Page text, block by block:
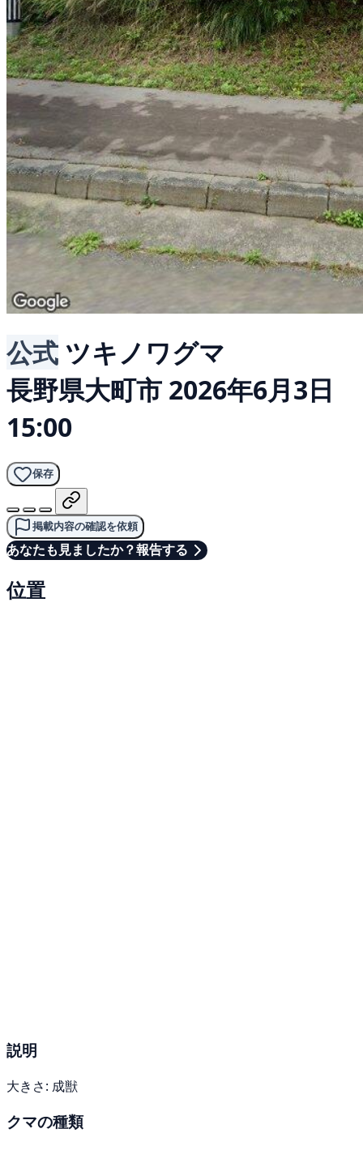
公式 ツキノワグマ
長野県大町市 2026年6月3日
15:00
保存
掲載内容の確認を依頼
あなたも見ましたか？報告する
位置
説明
大きさ: 成獣
クマの種類